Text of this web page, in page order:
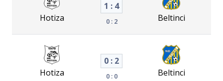
Hotiza
1 : 4
0 : 2 Beltinci
Hotiza
0 : 2
0 : 0 Beltinci